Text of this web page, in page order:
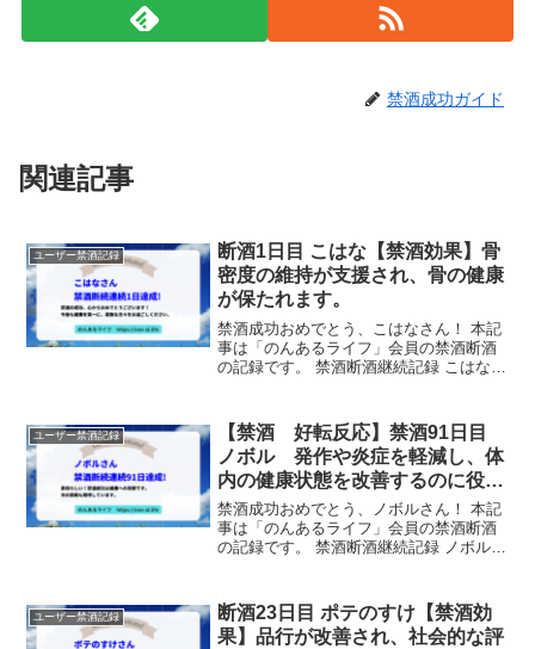
禁酒成功ガイド
関連記事
ユーザー禁酒記録
断酒1日目 こはな【禁酒効果】骨
密度の維持が支援され、骨の健康
が保たれます。
禁酒成功おめでとう、こはなさん！ 本記
事は「のんあるライフ」会員の禁酒断酒
の記録です。 禁酒断酒継続記録 こはなさ
からおめでとうございます！今後も健康
を第一に、素敵...
ユーザー禁酒記録
【禁酒 好転反応】禁酒91日目
ノボル 発作や炎症を軽減し、体
内の健康状態を改善するのに役立
ちます。
禁酒成功おめでとう、ノボルさん！ 本記
事は「のんあるライフ」会員の禁酒断酒
の記録です。 禁酒断酒継続記録 ノボルさ
酒成功は健康への貢献です。次の挑戦も
期待していま...
ユーザー禁酒記録
断酒23日目 ポテのすけ【禁酒効
果】品行が改善され、社会的な評